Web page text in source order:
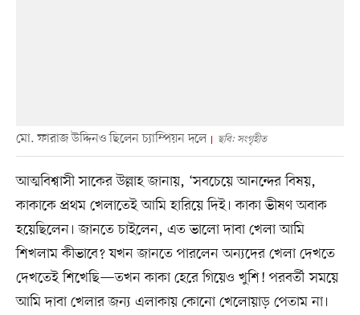
মো. ফারাজ উদ্দিনও ছিলেন চ্যাম্পিয়ন দলে ছবি: সংগৃহীত
আত্মবিশ্বাসী সাকের উল্লাহ জানায়, ‘সবচেয়ে আনন্দের বিষয়,
কাকাকে প্রথম খেলাতেই আমি হারিয়ে দিই। কাকা ভীষণ অবাক
হয়েছিলেন। জানতে চাইলেন, এত ভালো দাবা খেলা আমি
শিখলাম কীভাবে? যখন জানতে পারলেন অন্যদের খেলা দেখতে
দেখতেই শিখেছি—তখন কাকা হেরে গিয়েও খুশি! পরবর্তী সময়ে
আমি দাবা খেলার জন্য এলাকায় কোনো খেলোয়াড় পেতাম না।